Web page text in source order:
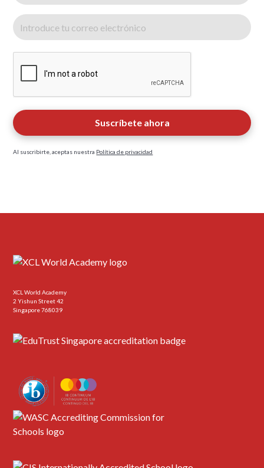
Al suscribirte, aceptas nuestra Política de privacidad
XCL World Academy
2 Yishun Street 42
Singapore 768039